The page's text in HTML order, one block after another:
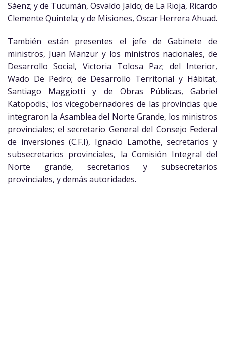
Sáenz; y de Tucumán, Osvaldo Jaldo; de La Rioja, Ricardo
Clemente Quintela; y de Misiones, Oscar Herrera Ahuad.
También están presentes el jefe de Gabinete de
ministros, Juan Manzur y los ministros nacionales, de
Desarrollo Social, Victoria Tolosa Paz; del Interior,
Wado De Pedro; de Desarrollo Territorial y Hábitat,
Santiago Maggiotti y de Obras Públicas, Gabriel
Katopodis.; los vicegobernadores de las provincias que
integraron la Asamblea del Norte Grande, los ministros
provinciales; el secretario General del Consejo Federal
de inversiones (C.F.I), Ignacio Lamothe, secretarios y
subsecretarios provinciales, la Comisión Integral del
Norte grande, secretarios y subsecretarios
provinciales, y demás autoridades.